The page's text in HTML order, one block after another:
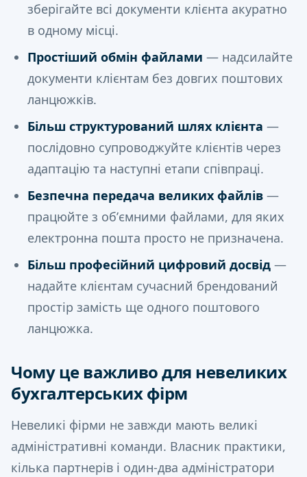
зберігайте всі документи клієнта акуратно
в одному місці.
Простіший обмін файлами — надсилайте
документи клієнтам без довгих поштових
ланцюжків.
Більш структурований шлях клієнта —
послідовно супроводжуйте клієнтів через
адаптацію та наступні етапи співпраці.
Безпечна передача великих файлів —
працюйте з обʼємними файлами, для яких
електронна пошта просто не призначена.
Більш професійний цифровий досвід —
надайте клієнтам сучасний брендований
простір замість ще одного поштового
ланцюжка.
Чому це важливо для невеликих
бухгалтерських фірм
Невеликі фірми не завжди мають великі
адміністративні команди. Власник практики,
кілька партнерів і один-два адміністратори